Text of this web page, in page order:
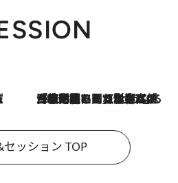
2026.8.3
「住宅建てられない…」「サーチャージ料の高値が続いている」ホルムズ海峡封鎖による影響はいつまで続く？《エネルギー専門家に聞く“どうなる日本の暮らし”》
セッション TOP